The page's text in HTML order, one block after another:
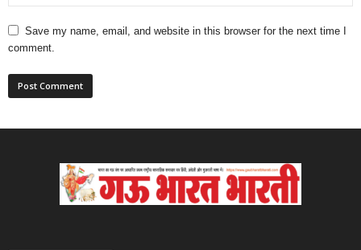
Save my name, email, and website in this browser for the next time I
comment.